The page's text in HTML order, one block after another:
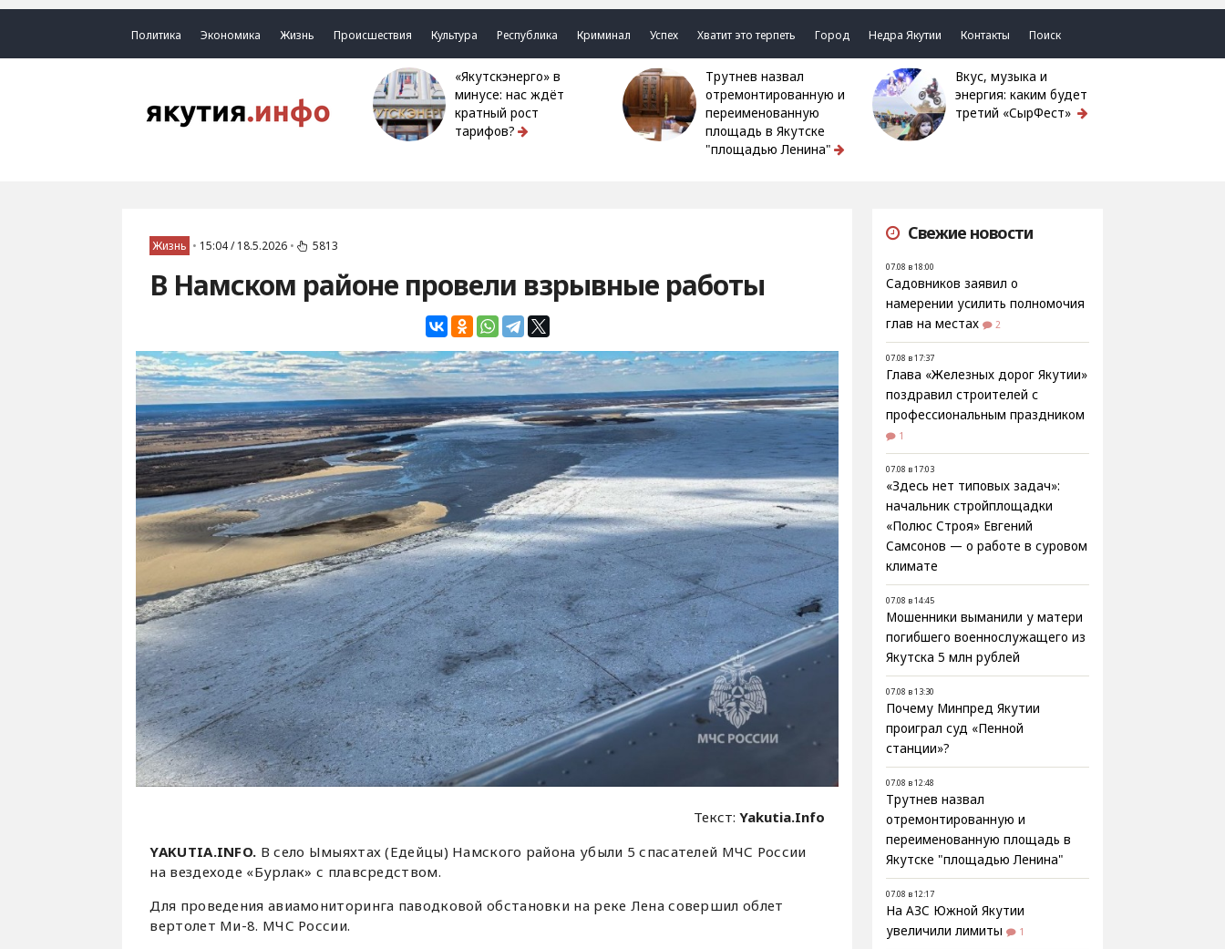
Политика Экономика Жизнь Происшествия Культура Республика Криминал Успех Хватит это терпеть Город Недра Якутии Контакты Поиск
«Якутскэнерго» в
минусе: нас ждёт
кратный рост
тарифов?
Трутнев назвал
отремонтированную и
переименованную
площадь в Якутске
"площадью Ленина"
Вкус, музыка и
энергия: каким будет
третий «СырФест»
Жизнь • 15:04 / 18.5.2026 • 5813
В Намском районе провели взрывные работы
Текст:Yakutia.Info
YAKUTIA.INFO. В село Ымыяхтах (Едейцы) Намского района убыли 5 спасателей МЧС России
на вездеходе «Бурлак» с плавсредством.
Для проведения авиамониторинга паводковой обстановки на реке Лена совершил облет
вертолет Ми-8. МЧС России.
Свежие новости
07.08 в 18:00
Садовников заявил о
намерении усилить полномочия
глав на местах
2
07.08 в 17:37
Глава «Железных дорог Якутии»
поздравил строителей с
профессиональным праздником
1
07.08 в 17:03
«Здесь нет типовых задач»:
начальник стройплощадки
«Полюс Строя» Евгений
Самсонов — о работе в суровом
климате
07.08 в 14:45
Мошенники выманили у матери
погибшего военнослужащего из
Якутска 5 млн рублей
07.08 в 13:30
Почему Минпред Якутии
проиграл суд «Пенной
станции»?
07.08 в 12:48
Трутнев назвал
отремонтированную и
переименованную площадь в
Якутске "площадью Ленина"
07.08 в 12:17
На АЗС Южной Якутии
увеличили лимиты
1